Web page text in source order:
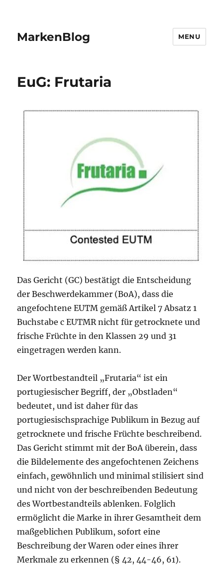
MarkenBlog MENU
EuG: Frutaria
Das Gericht (GC) bestätigt die Entscheidung
der Beschwerdekammer (BoA), dass die
angefochtene EUTM gemäß Artikel 7 Absatz 1
Buchstabe c EUTMR nicht für getrocknete und
frische Früchte in den Klassen 29 und 31
eingetragen werden kann.
Der Wortbestandteil „Frutaria“ ist ein
portugiesischer Begriff, der „Obstladen“
bedeutet, und ist daher für das
portugiesischsprachige Publikum in Bezug auf
getrocknete und frische Früchte beschreibend.
Das Gericht stimmt mit der BoA überein, dass
die Bildelemente des angefochtenen Zeichens
einfach, gewöhnlich und minimal stilisiert sind
und nicht von der beschreibenden Bedeutung
des Wortbestandteils ablenken. Folglich
ermöglicht die Marke in ihrer Gesamtheit dem
maßgeblichen Publikum, sofort eine
Beschreibung der Waren oder eines ihrer
Merkmale zu erkennen (§ 42, 44-46, 61).